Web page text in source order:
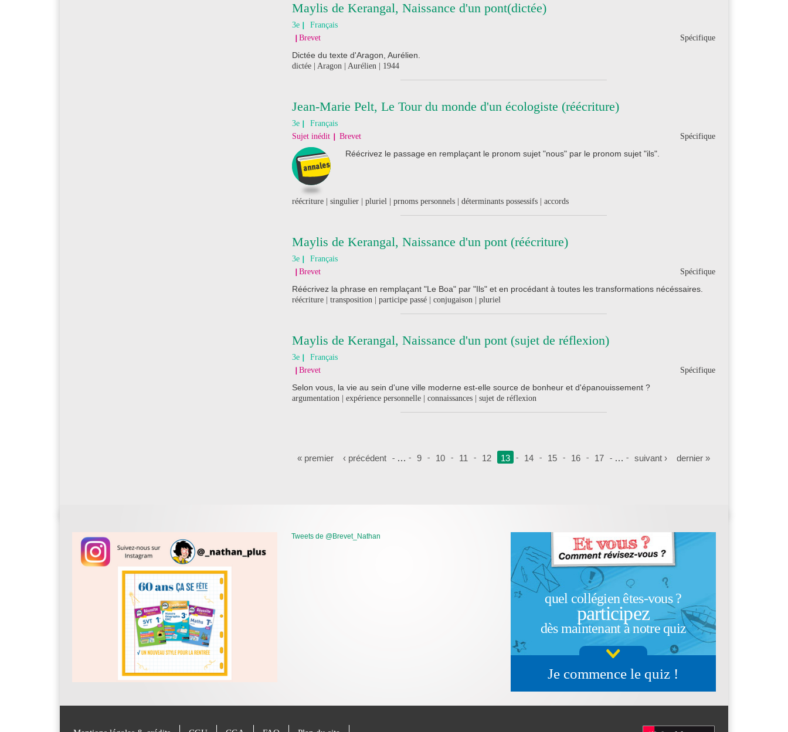
Maylis de Kerangal, Naissance d'un pont(dictée)
3e
Français
Spécifique
Brevet
Dictée du texte d'Aragon, Aurélien.
dictée | Aragon | Aurélien | 1944
Jean-Marie Pelt, Le Tour du monde d'un écologiste (réécriture)
3e
Français
Spécifique
Sujet inédit Brevet
Réécrivez le passage en remplaçant le pronom sujet "nous" par le pronom sujet "ils".
réécriture | singulier | pluriel | prnoms personnels | déterminants possessifs | accords
Maylis de Kerangal, Naissance d'un pont (réécriture)
3e
Français
Spécifique
Brevet
Réécrivez la phrase en remplaçant "Le Boa" par "Ils" et en procédant à toutes les transformations nécéssaires.
réécriture | transposition | participe passé | conjugaison | pluriel
Maylis de Kerangal, Naissance d'un pont (sujet de réflexion)
3e
Français
Spécifique
Brevet
Selon vous, la vie au sein d'une ville moderne est-elle source de bonheur et d'épanouissement ?
argumentation | expérience personnelle | connaissances | sujet de réflexion
Pages
« premier ‹ précédent … 9 10 11 12 13 14 15 16 17 … suivant › dernier »
Tweets de @Brevet_Nathan
quel collégien êtes-vous ?
participez
dès maintenant à notre quiz
Je commence le quiz !